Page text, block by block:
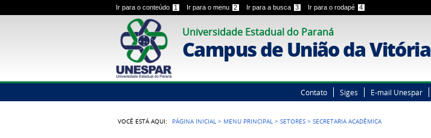
Ir para o conteúdo 1 Ir para o menu 2 Ir para a busca 3 Ir para o rodapé 4
Universidade Estadual do Paraná
Campus de União da Vitória
Contato Siges E-mail Unespar
VOCÊ ESTÁ AQUI: PÁGINA INICIAL > MENU PRINCIPAL >SETORES >SECRETARIA ACADÊMICA